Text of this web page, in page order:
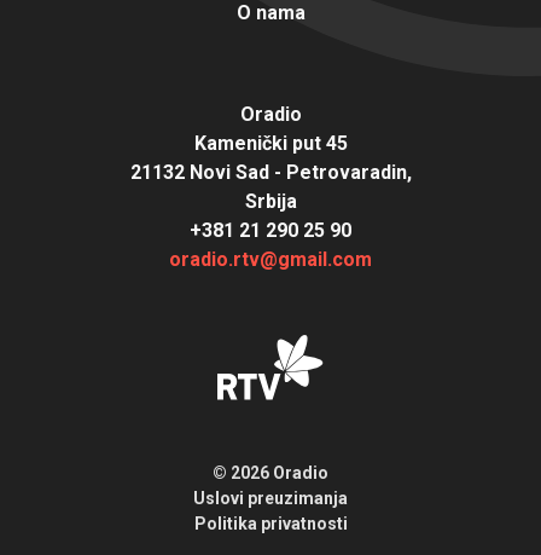
O nama
Oradio
Kamenički put 45
21132 Novi Sad - Petrovaradin,
Srbija
+381 21 290 25 90
oradio.rtv@gmail.com
© 2026 Oradio
Uslovi preuzimanja
Politika privatnosti